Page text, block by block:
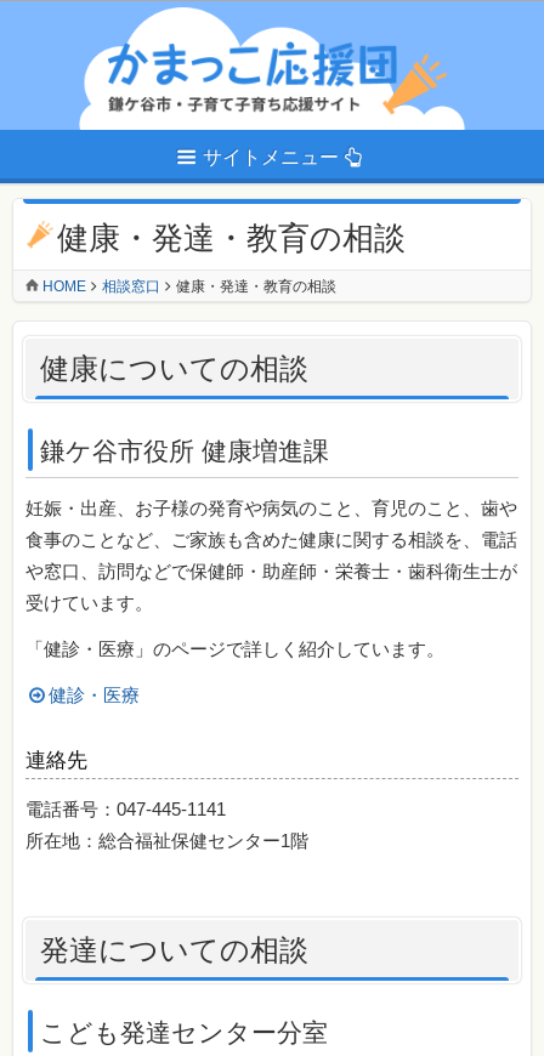
サイトメニュー
健康・発達・教育の相談
HOME 相談窓口 健康・発達・教育の相談
健康についての相談
鎌ケ谷市役所 健康増進課
妊娠・出産、お子様の発育や病気のこと、育児のこと、歯や
食事のことなど、ご家族も含めた健康に関する相談を、電話
や窓口、訪問などで保健師・助産師・栄養士・歯科衛生士が
受けています。
「健診・医療」のページで詳しく紹介しています。
健診・医療
連絡先
電話番号：047-445-1141
所在地：総合福祉保健センター1階
発達についての相談
こども発達センター分室